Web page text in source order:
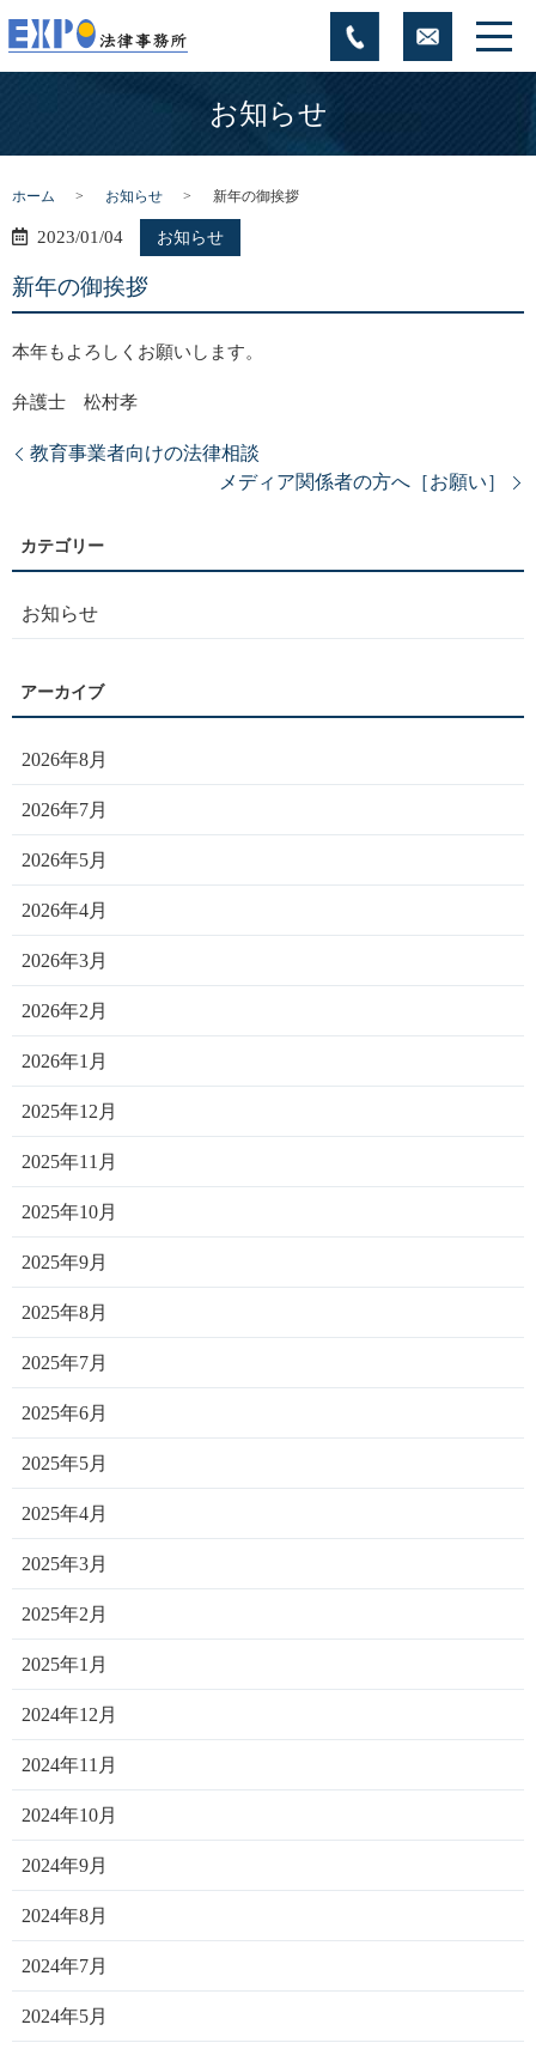
お知らせ
ホーム お知らせ 新年の御挨拶
2023/01/04 お知らせ
新年の御挨拶
本年もよろしくお願いします。
弁護士 松村孝
教育事業者向けの法律相談
メディア関係者の方へ［お願い］
お知らせ
2026年8月
2026年7月
2026年5月
2026年4月
2026年3月
2026年2月
2026年1月
2025年12月
2025年11月
2025年10月
2025年9月
2025年8月
2025年7月
2025年6月
2025年5月
2025年4月
2025年3月
2025年2月
2025年1月
2024年12月
2024年11月
2024年10月
2024年9月
2024年8月
2024年7月
2024年5月